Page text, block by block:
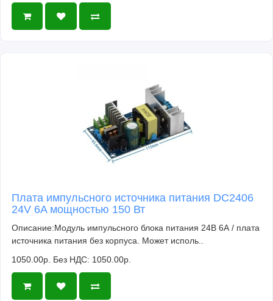
Плата импульсного источника питания DC2406
24V 6A мощностью 150 Вт
Описание:Модуль импульсного блока питания 24В 6А / плата
источника питания без корпуса. Может исполь..
1050.00р. Без НДС: 1050.00р.